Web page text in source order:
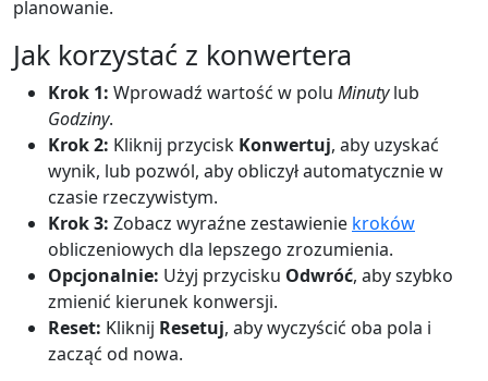
planowanie.
Jak korzystać z konwertera
Krok 1: Wprowadź wartość w polu Minutylub
Godziny.
Krok 2: Kliknij przycisk Konwertuj, aby uzyskać
wynik, lub pozwól, aby obliczył automatycznie w
czasie rzeczywistym.
Krok 3: Zobacz wyraźne zestawienie kroków
obliczeniowych dla lepszego zrozumienia.
Opcjonalnie: Użyj przycisku Odwróć, aby szybko
zmienić kierunek konwersji.
Reset: Kliknij Resetuj, aby wyczyścić oba pola i
zacząć od nowa.